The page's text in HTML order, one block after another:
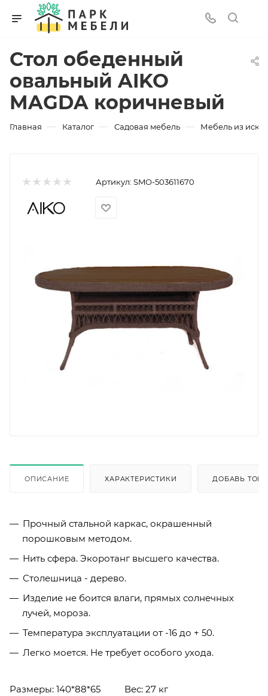
Стол обеденный
овальный AIKO
MAGDA коричневый
Главная — Каталог — Садовая мебель — Мебель из
Артикул: SMO-503611670
ОПИСАНИЕ ХАРАКТЕРИСТИКИ ДОБАВЬ
Прочный стальной каркас, окрашенный
порошковым методом.
Нить сфера. Экоротанг высшего качества.
Столешница - дерево.
Изделие не боится влаги, прямых солнечных
лучей, мороза.
Температура эксплуатации от -16 до + 50.
Легко моется. Не требует особого ухода.
Размеры: 140*88*65 Вес: 27 кг